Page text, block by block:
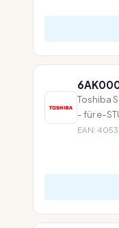
Toshiba
- für e-
EAN: